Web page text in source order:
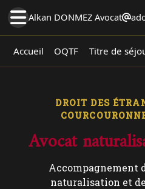
Alkan DONMEZ Avocat
Accueil OQTF Titre de
DROIT DES
Avocat
Accompagnement
naturalisation et